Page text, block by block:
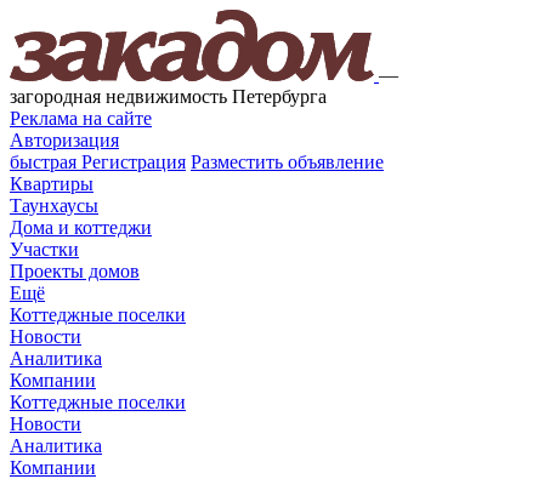
—
загородная недвижимость Петербурга
Реклама на сайте
Авторизация
быстрая Регистрация Разместить объявление
Квартиры
Таунхаусы
Дома и коттеджи
Участки
Проекты домов
Ещё
Коттеджные поселки
Новости
Аналитика
Компании
Коттеджные поселки
Новости
Аналитика
Компании